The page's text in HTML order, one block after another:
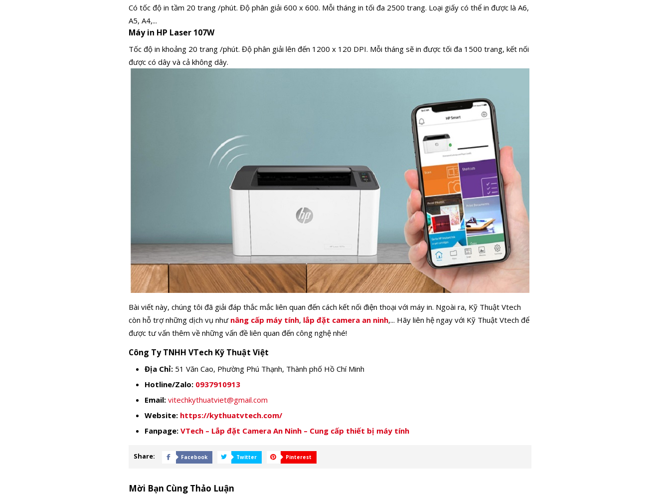
Có tốc độ in tầm 20 trang /phút. Độ phân giải 600 x 600. Mỗi tháng in tối đa 2500 trang. Loại giấy có thể in được là A6,
A5, A4,...
Máy in HP Laser 107W
Tốc độ in khoảng 20 trang /phút. Độ phân giải lên đến 1200 x 120 DPI. Mỗi tháng sẽ in được tối đa 1500 trang, kết nối
được có dây và cả không dây.
Bài viết này, chúng tôi đã giải đáp thắc mắcliên quan đến cách kết nối điện thoại với máy in. Ngoài ra, Kỹ Thuật Vtech
còn hỗ trợ những dịch vụ như nâng cấp máy tính, lắp đặt camera an ninh,... Hãy liên hệ ngay với Kỹ Thuật Vtech để
được tư vấn thêm về những vấn đề liên quan đến công nghệ nhé!
Công Ty TNHH VTech Kỹ Thuật Việt
Địa Chỉ: 51 Văn Cao, Phường Phú Thạnh, Thành phố Hồ Chí Minh
Hotline/Zalo: 0937910913
Email:vitechkythuatviet@gmail.com
Website: https://kythuatvtech.com/
Fanpage:VTech – Lắp đặt Camera An Ninh – Cung cấp thiết bị máy tính
Share: Facebook Twitter Pinterest
Mời Bạn Cùng Thảo Luận